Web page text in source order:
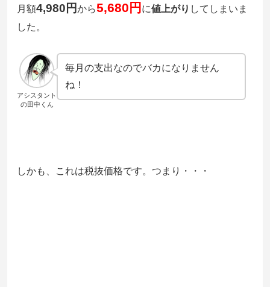
月額4,980円から5,680円 に値上がり してしまいま
した。
アシスタント
の田中くん
毎月の支出なのでバカになりません
ね！
しかも、これは税抜価格です。つまり・・・